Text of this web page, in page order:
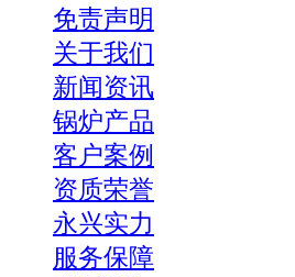
免责声明
关于我们
新闻资讯
锅炉产品
客户案例
资质荣誉
永兴实力
服务保障